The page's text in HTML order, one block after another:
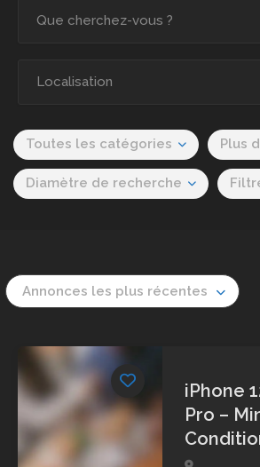
Toutes les catégories Plus
Diamètre de recherche
Annonces les plus récentes
iPhone
Pro –